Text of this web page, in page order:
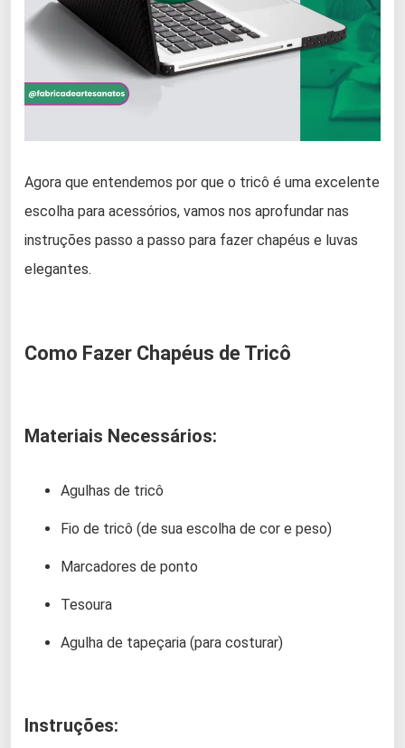
Agora que entendemos por que o tricô é uma excelente
escolha para acessórios, vamos nos aprofundar nas
instruções passo a passo para fazer chapéus e luvas
elegantes.
Como Fazer Chapéus de Tricô
Materiais Necessários:
Agulhas de tricô
Fio de tricô (de sua escolha de cor e peso)
Marcadores de ponto
Tesoura
Agulha de tapeçaria (para costurar)
Instruções: